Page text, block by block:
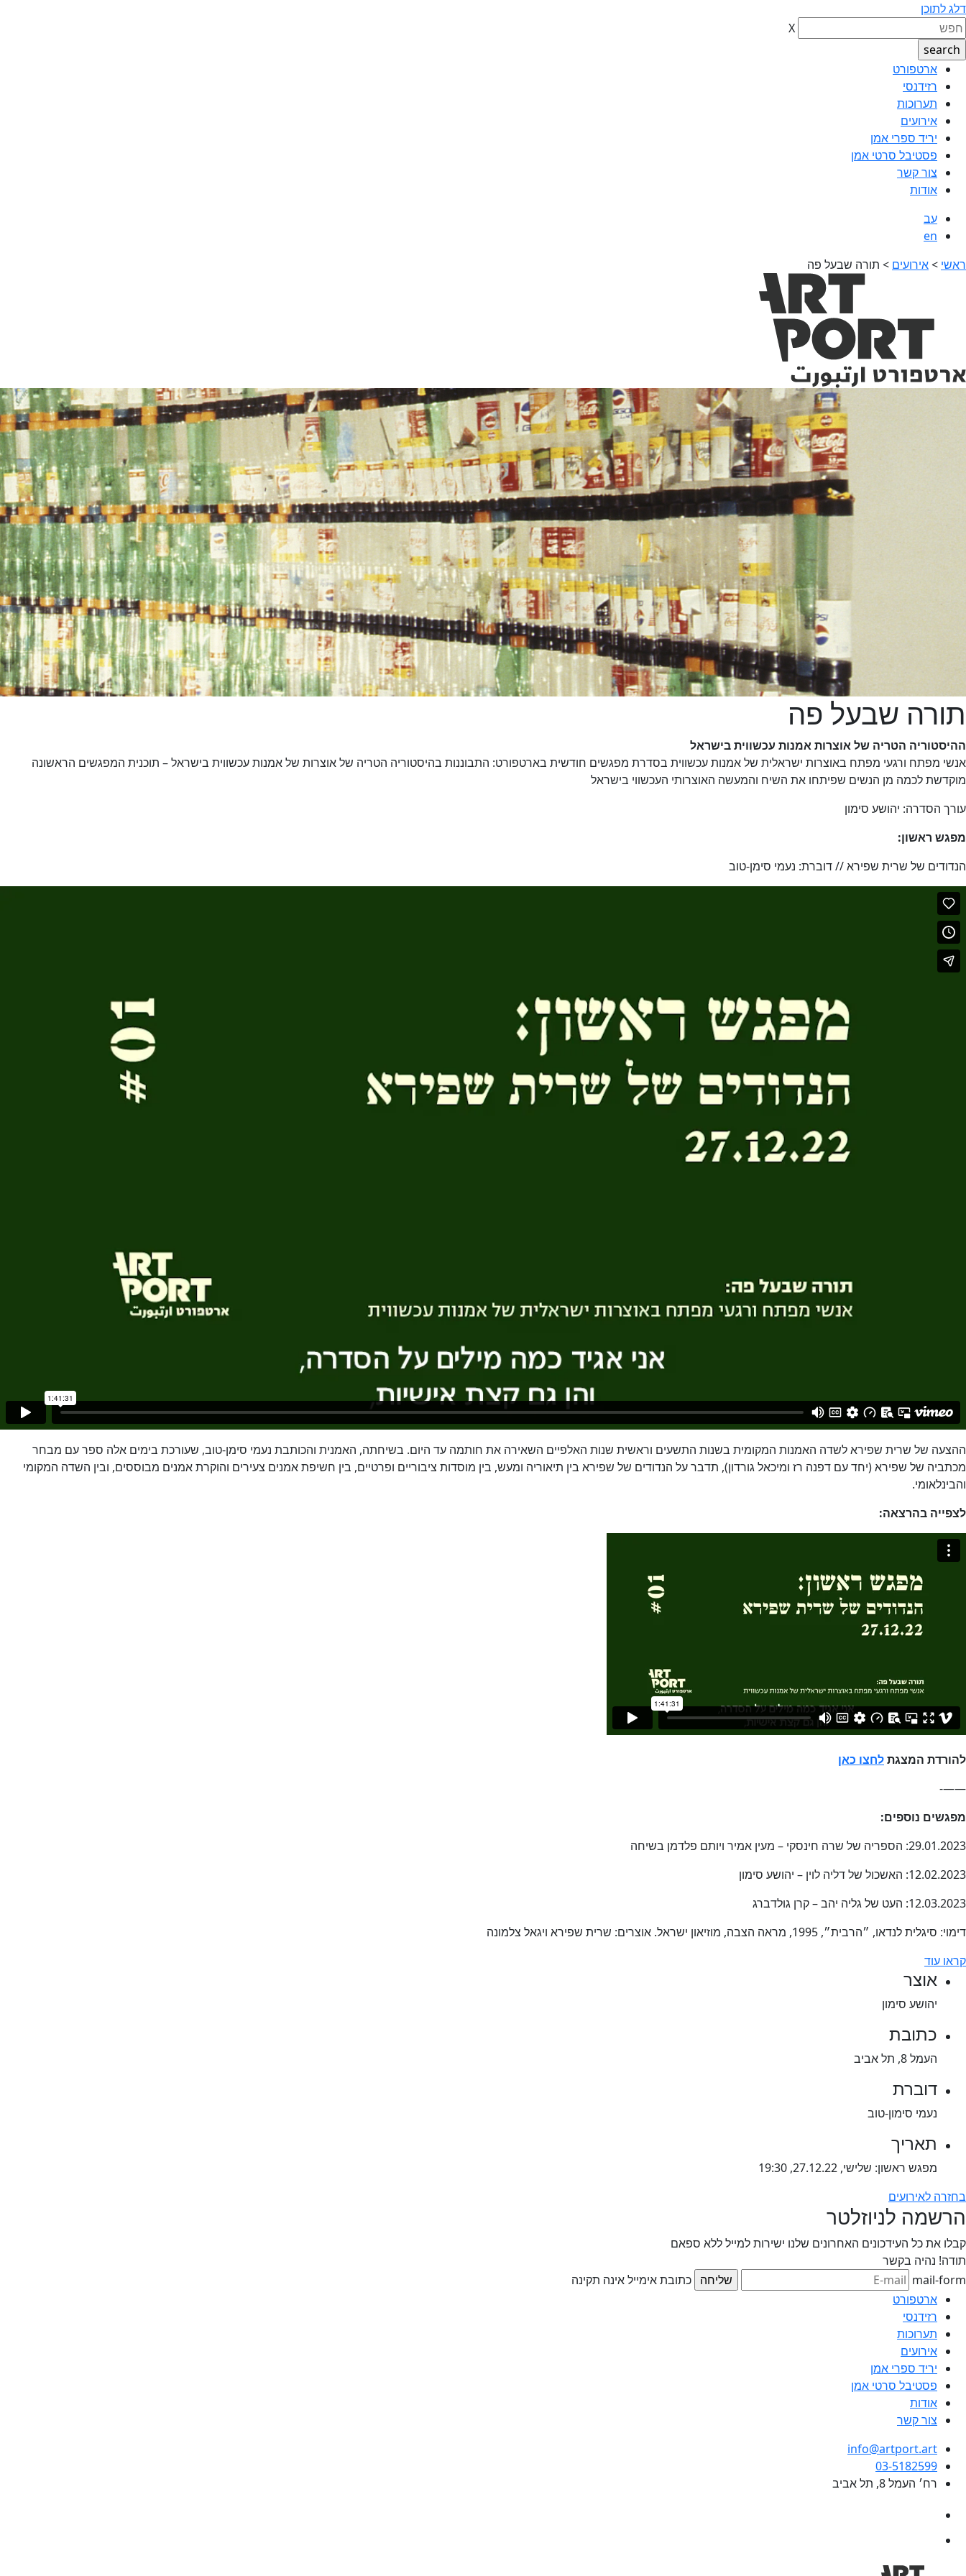
דלג לתוכן
X
ארטפורט
רזידנסי
תערוכות
אירועים
יריד ספרי אמן
פסטיבל סרטי אמן
צור קשר
אודות
עב
en
ראשי >אירועים > תורה שבעל פה
תורה שבעל פה
ההיסטוריה הטריה של אוצרות אמנות עכשווית בישראל
אנשי מפתח ורגעי מפתח באוצרות ישראלית של אמנות עכשווית בסדרת מפגשים חודשית בארטפורט: התבוננות בהיסטוריה הטריה של אוצרות של אמנות עכשווית בישראל – תוכנית המפגשים הראשונה
מוקדשת לכמה מן הנשים שפיתחו את השיח והמעשה האוצרותי העכשווי בישראל
עורך הסדרה: יהושע סימון
מפגש ראשון:
הנדודים של שרית שפירא // דוברת: נעמי סימן-טוב
ההצעה של שרית שפירא לשדה האמנות המקומית בשנות התשעים וראשית שנות האלפיים השאירה את חותמה עד היום. בשיחתה, האמנית והכותבת נעמי סימן-טוב, שעורכת בימים אלה ספר עם מבחר
מכתביה של שפירא (יחד עם דפנה רז ומיכאל גורדון), תדבר על הנדודים של שפירא בין תיאוריה ומעש, בין מוסדות ציבוריים ופרטיים, בין חשיפת אמנים צעירים והוקרת אמנים מבוססים, ובין השדה המקומי
והבינלאומי.
לצפייה בהרצאה:
להורדת המצגתלחצו כאן
——-
מפגשים נוספים:
29.01.2023: הספריה של שרה חינסקי – מעין אמיר ויותם פלדמן בשיחה
12.02.2023: האשכול של דליה לוין – יהושע סימון
12.03.2023: העט של גליה יהב – קרן גולדברג
דימוי: סיגלית לנדאו, ״הרבית״, 1995, מראה הצבה, מוזיאון ישראל. אוצרים: שרית שפירא ויגאל צלמונה
קראו עוד
אוצר
יהושע סימון
כתובת
העמל 8, תל אביב
דוברת
נעמי סימון-טוב
תאריך
מפגש ראשון: שלישי, 27.12.22, 19:30
בחזרה לאירועים
הרשמה לניוזלטר
קבלו את כל העידכונים האחרונים שלנו ישירות למייל ללא ספאם
תודה! נהיה בקשר
mail-form
כתובת אימייל אינה תקינה
ארטפורט
רזידנסי
תערוכות
אירועים
יריד ספרי אמן
פסטיבל סרטי אמן
אודות
צור קשר
info@artport.art
03-5182599
רח׳ העמל 8, תל אביב